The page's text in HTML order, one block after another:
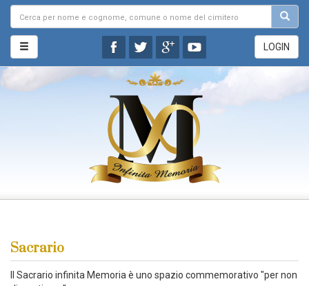
LOGIN
Sacrario
Il Sacrario infinita Memoria è uno spazio commemorativo "per non